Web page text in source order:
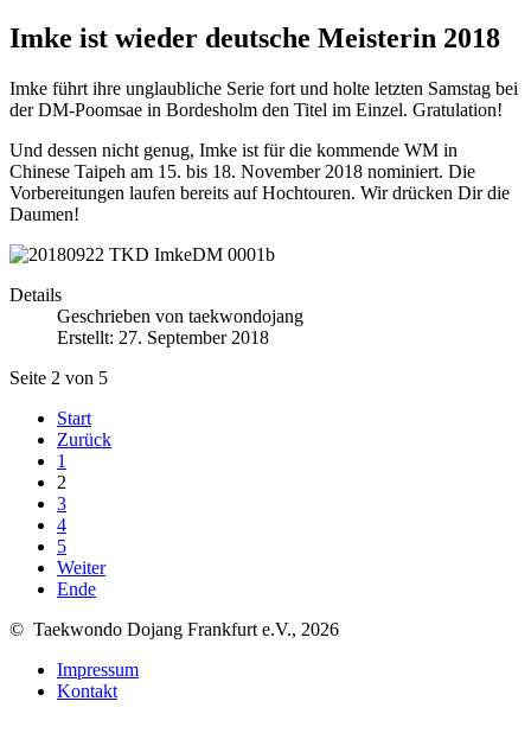
Imke ist wieder deutsche Meisterin 2018
Imke führt ihre unglaubliche Serie fort und holte letzten Samstag bei
der DM-Poomsae in Bordesholm den Titel im Einzel. Gratulation!
Und dessen nicht genug, Imke ist für die kommende WM in
Chinese Taipeh am 15. bis 18. November 2018 nominiert. Die
Vorbereitungen laufen bereits auf Hochtouren. Wir drücken Dir die
Daumen!
Details
Geschrieben von taekwondojang
Erstellt: 27. September 2018
Seite 2 von 5
Start
Zurück
1
2
3
4
5
Weiter
Ende
© Taekwondo Dojang Frankfurt e.V., 2026
Impressum
Kontakt